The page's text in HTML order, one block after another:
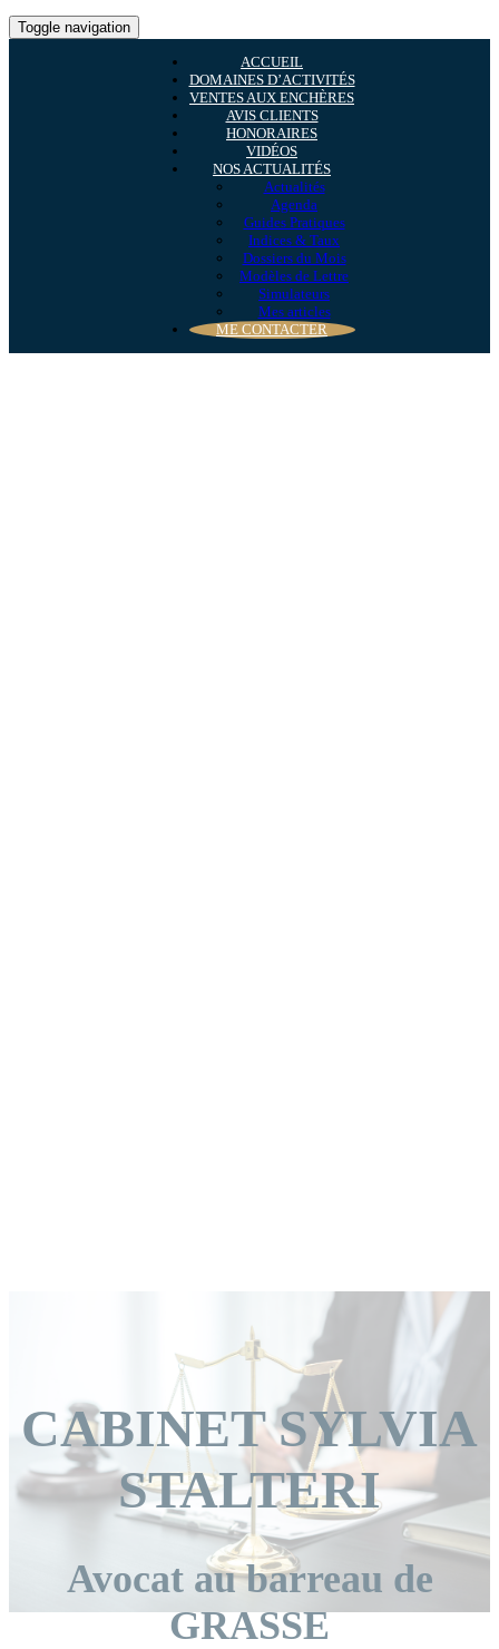
Toggle navigation
ACCUEIL
DOMAINES D’ACTIVITÉS
VENTES AUX ENCHÈRES
AVIS CLIENTS
HONORAIRES
VIDÉOS
NOS ACTUALITÉS
Actualités
Agenda
Guides Pratiques
Indices & Taux
Dossiers du Mois
Modèles de Lettre
Simulateurs
Mes articles
ME CONTACTER
CABINET SYLVIA
STALTERI
Avocat au barreau de
GRASSE